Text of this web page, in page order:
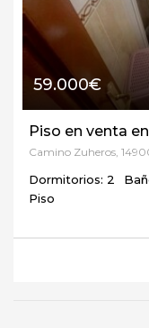
59.000€
Piso en venta
Camino Zuheros,
Dormitorios: 2
Piso